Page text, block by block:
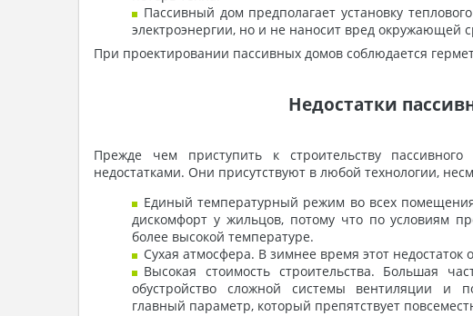
Пассивный дом предполагает установку
электроэнергии, но и не наносит вред окружающей
При проектировании пассивных домов соблюдается
Недостатки
Прежде чем приступить к строительству
недостатками. Они присутствуют в любой технологии,
Единый температурный режим во всех
дискомфорт у жильцов, потому что по условиям
более высокой температуре.
Сухая атмосфера. В зимнее время этот
Высокая стоимость строительства. Большая
обустройство сложной системы вентиляции и
главный параметр, который препятствует